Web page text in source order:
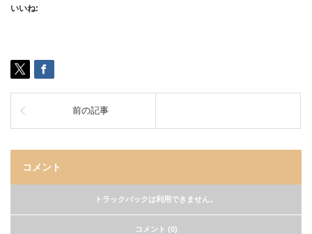
いいね:
前の記事
コメント
トラックバックは利用できません。
コメント (0)